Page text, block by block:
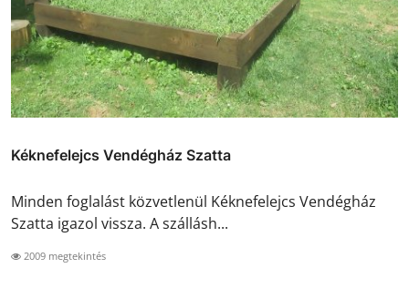
Kéknefelejcs Vendégház Szatta
Minden foglalást közvetlenül Kéknefelejcs Vendégház
Szatta igazol vissza. A szállásh...
2009 megtekintés